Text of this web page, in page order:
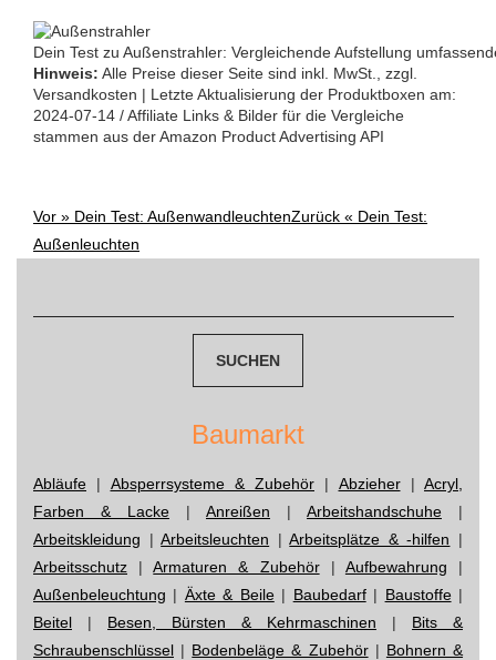
Dein Test zu Außenstrahler: Vergleichende Aufstellung
Hinweis: Alle Preise dieser Seite sind inkl. MwSt., zzgl.
Versandkosten | Letzte Aktualisierung der Produktboxen am:
2024-07-14 / Affiliate Links & Bilder für die Vergleiche
stammen aus der Amazon Product Advertising API
Post
Vor » Dein Test: AußenwandleuchtenZurück « Dein Test:
Außenleuchten
Baumarkt
Abläufe | Absperrsysteme & Zubehör | Abzieher| Acryl,
Farben & Lacke | Anreißen | Arbeitshandschuhe |
Arbeitskleidung |Arbeitsleuchten |Arbeitsplätze & -hilfen |
Arbeitsschutz |Armaturen & Zubehör| Aufbewahrung |
Außenbeleuchtung | Äxte & Beile| Baubedarf| Baustoffe|
Beitel | Besen, Bürsten & Kehrmaschinen | Bits &
Schraubenschlüssel | Bodenbeläge & Zubehör| Bohnern &